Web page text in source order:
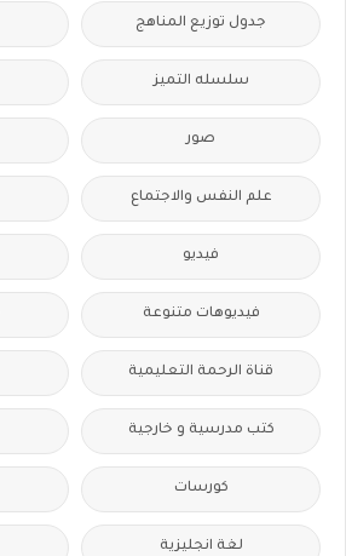
جدول توزيع المناهج
سلسله التميز
صور
علم النفس والاجتماع
فيديو
فيديوهات متنوعة
قناة الرحمة التعليمية
كتب مدرسية و خارجية
كورسات
لغة انجليزية